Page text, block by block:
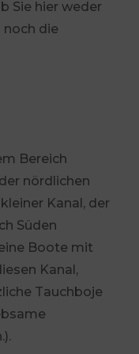
Sie hier weder
die
Bereich
nördlichen
Kanal, der
Süden
Boote mit
Kanal,
Tauchboje